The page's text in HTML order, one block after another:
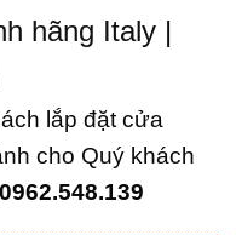
hãng Italy |
lắp đặt cửa
cho Quý khách
0962.548.139